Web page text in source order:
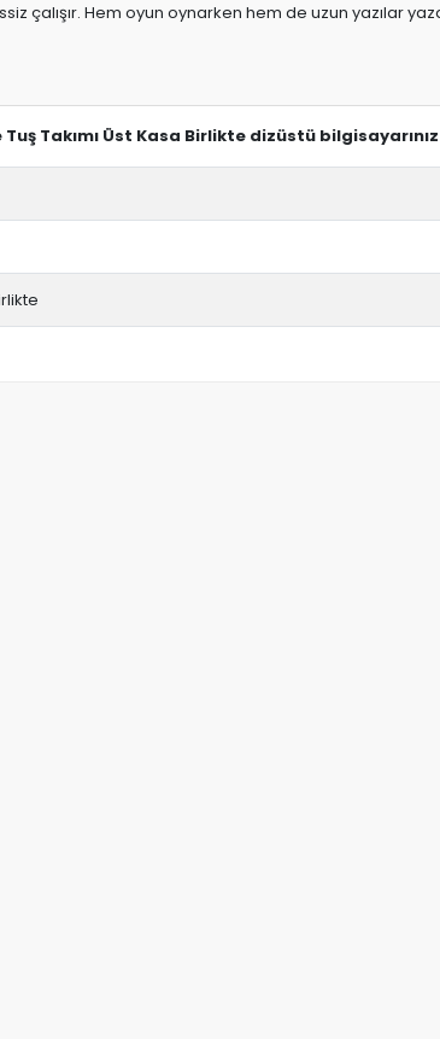
çalışır. Hem oyun oynarken hem de uzun yazılar
Takımı Üst Kasa Birlikte dizüstü